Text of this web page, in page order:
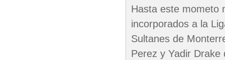
Hasta este mometo
incorporados a la
Sultanes de
Perez y Yadir